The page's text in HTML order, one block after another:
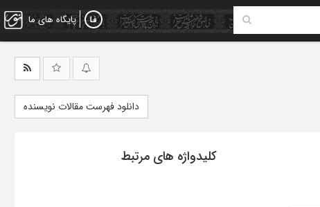
پایگاه های ما
دانلود فهرست مقالات نویسنده
کلیدواژه های مرتبط